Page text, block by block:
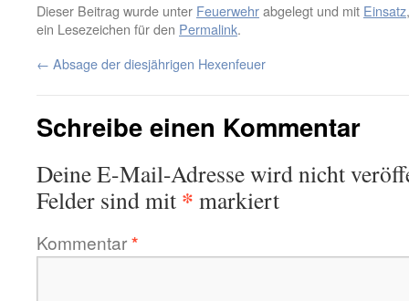
Dieser Beitrag wurde unter Feuerwehrabgelegt und mit Einsatz
ein Lesezeichen für den Permalink.
← Absage der diesjährigen Hexenfeuer
Schreibe einen Kommentar
Deine E-Mail-Adresse wird nicht
Felder sind mit * markiert
Kommentar*